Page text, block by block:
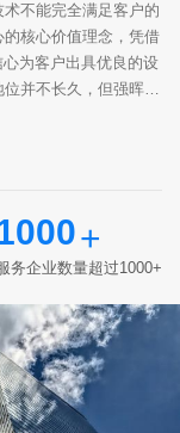
不能完全满足客户的
核心价值理念，凭借
为客户出具优良的设
并不长久，但强晖科
+
务企业数量超过1000+